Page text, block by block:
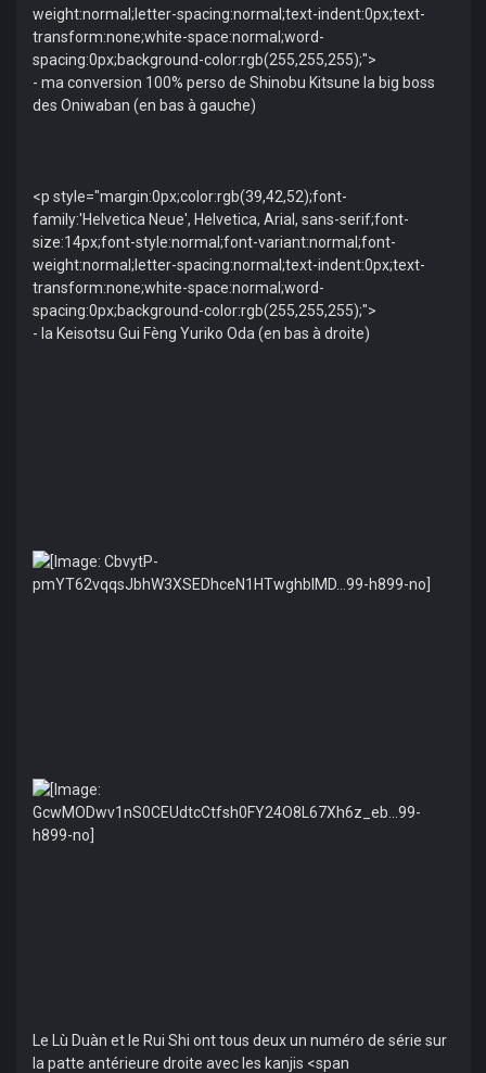
weight:normal;letter-spacing:normal;text-indent:0px;text-
transform:none;white-space:normal;word-
spacing:0px;background-color:rgb(255,255,255);">
- ma conversion 100% perso de Shinobu Kitsune la big boss
des Oniwaban (en bas à gauche)
<p style="margin:0px;color:rgb(39,42,52);font-
family:'Helvetica Neue', Helvetica, Arial, sans-serif;font-
size:14px;font-style:normal;font-variant:normal;font-
weight:normal;letter-spacing:normal;text-indent:0px;text-
transform:none;white-space:normal;word-
spacing:0px;background-color:rgb(255,255,255);">
- la Keisotsu Gui Fèng Yuriko Oda (en bas à droite)
Le Lù Duàn et le Rui Shi ont tous deux un numéro de série sur
la patte antérieure droite avec les kanjis <span